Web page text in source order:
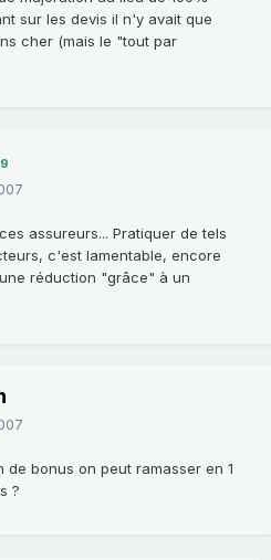
sur les devis il n'y avait que
cher (mais le "tout par
assureurs... Pratiquer de tels
c'est lamentable, encore
réduction "grâce" à un
bonus on peut ramasser en 1
?